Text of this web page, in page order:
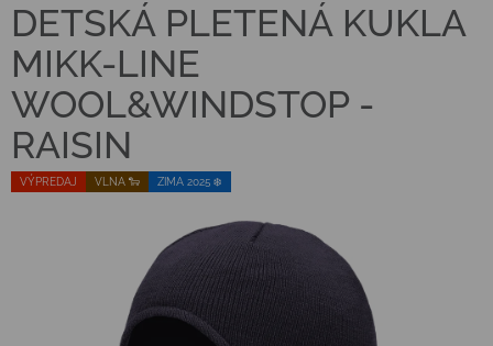
VÝPREDAJ VLNA 🐑 ZIMA 2025 ❄️
DETSKÁ PLETENÁ KUKLA
MIKK-LINE
WOOL&WINDSTOP -
RAISIN